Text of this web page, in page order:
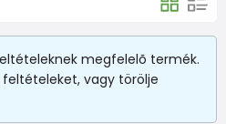
megfelelõ termék.
vagy törölje